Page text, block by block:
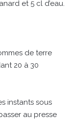
et 5 cl d’eau.
de terre
20 à 30
instants sous
au presse